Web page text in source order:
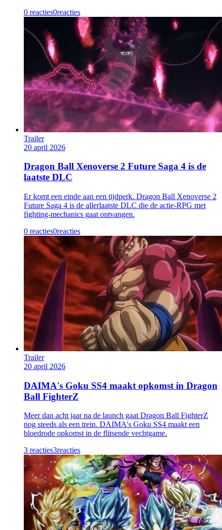
0 reacties0reacties
Trailer
20 april 2026
Dragon Ball Xenoverse 2 Future Saga 4 is de
laatste DLC
Er komt een einde aan een tijdperk. Dragon Ball Xenoverse 2
Future Saga 4 is de allerlaatste DLC die de actie-RPG met
fighting-mechanics gaat ontvangen.
0 reacties0reacties
Trailer
20 april 2026
DAIMA's Goku SS4 maakt opkomst in Dragon
Ball FighterZ
Meer dan acht jaar na de launch gaat Dragon Ball FighterZ
nog steeds als een trein. DAIMA's Goku SS4 maakt een
bloedrode opkomst in de flitsende vechtgame.
3 reacties3reacties